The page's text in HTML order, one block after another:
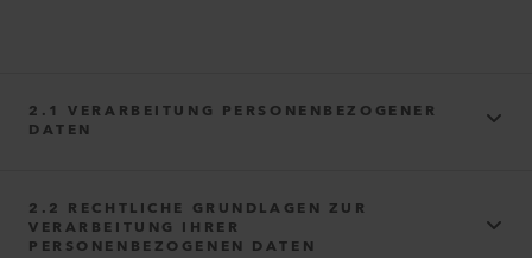
2.1 VERARBEITUNG PERSONENBEZOGENER
DATEN
2.2 RECHTLICHE GRUNDLAGEN ZUR
VERARBEITUNG IHRER
PERSONENBEZOGENEN DATEN